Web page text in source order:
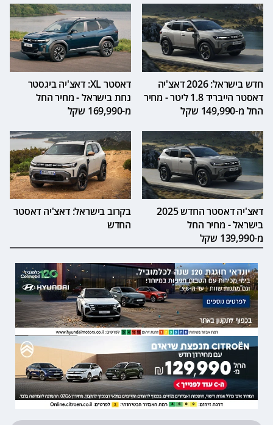
חדש בישראל: 2026 דאצ'יה
דאסטר הייבריד 1.8 ליטר - מחיר
החל מ-149,990 שקל
דאסטר XL: דאצ'יה ביגסטר
נחת בישראל - מחיר החל
מ-169,990 שקל
דאצ'יה דאסטר החדש 2025
בישראל - מחיר החל
מ-139,990 שקל
בקרוב בישראל: דאצ'יה דאסטר
החדש